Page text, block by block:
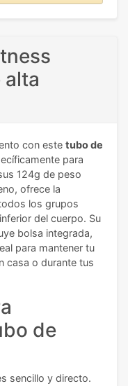
alta
con este tubo de
para
124g de peso
ofrece la
los grupos
del cuerpo. Su
bolsa integrada,
para mantener tu
casa o durante tus
de
sencillo y directo.